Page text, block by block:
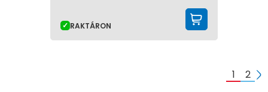
RAKTÁRON
1 2